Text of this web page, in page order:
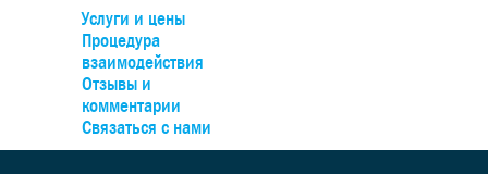
Услуги и цены
Процедура
взаимодействия
Отзывы и
комментарии
Связаться с нами